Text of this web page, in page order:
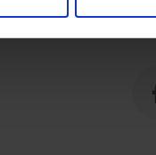
e social media, i